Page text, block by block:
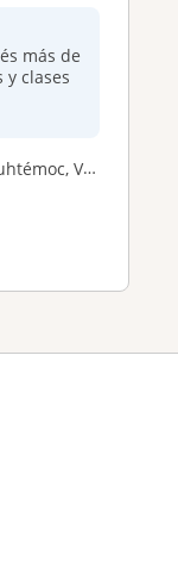
más de
y clases
Iztapalapa, ...